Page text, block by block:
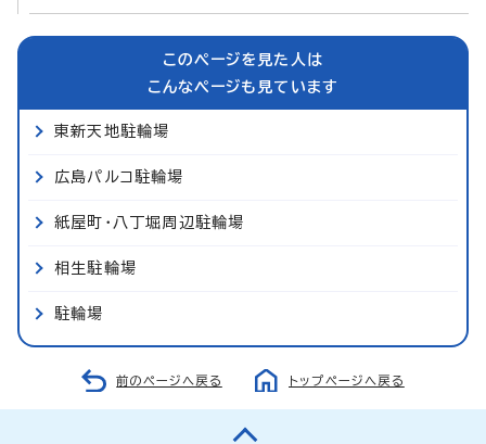
このページを見た人は
こんなページも見ています
東新天地駐輪場
広島パルコ駐輪場
紙屋町・八丁堀周辺駐輪場
相生駐輪場
駐輪場
前のページへ戻る トップページへ戻る